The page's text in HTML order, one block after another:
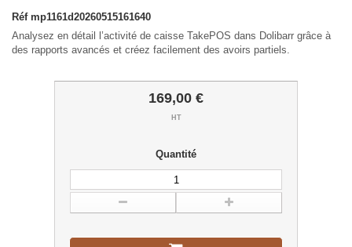
Réf mp1161d20260515161640
Analysez en détail l’activité de caisse TakePOS dans Dolibarr grâce à
des rapports avancés et créez facilement des avoirs partiels.
169,00 €
HT
Quantité